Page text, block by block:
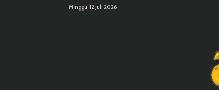
Minggu, 12 Juli 2026